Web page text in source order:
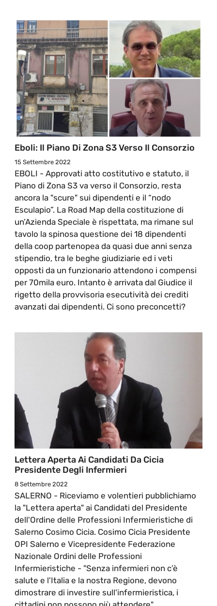
Eboli: Il Piano Di Zona S3 Verso Il Consorzio
15 Settembre 2022
EBOLI - Approvati atto costitutivo e statuto, il
Piano di Zona S3 va verso il Consorzio, resta
ancora la "scure" sui dipendenti e il “nodo
Esculapio”. La Road Map della costituzione di
un’Azienda Speciale è rispettata, ma rimane sul
tavolo la spinosa questione dei 18 dipendenti
della coop partenopea da quasi due anni senza
stipendio, tra le beghe giudiziarie ed i veti
opposti da un funzionario attendono i compensi
per 70mila euro. Intanto è arrivata dal Giudice il
rigetto della provvisoria esecutività dei crediti
avanzati dai dipendenti. Ci sono preconcetti?
Lettera Aperta Ai Candidati Da Cicia
Presidente Degli Infermieri
8 Settembre 2022
SALERNO - Riceviamo e volentieri pubblichiamo
la "Lettera aperta" ai Candidati del Presidente
dell'Ordine delle Professioni Infermieristiche di
Salerno Cosimo Cicia. Cosimo Cicia Presidente
OPI Salerno e Vicepresidente Federazione
Nazionale Ordini delle Professioni
Infermieristiche - "Senza infermieri non c’è
salute e l'Italia e la nostra Regione, devono
dimostrare di investire sull'infermieristica, i